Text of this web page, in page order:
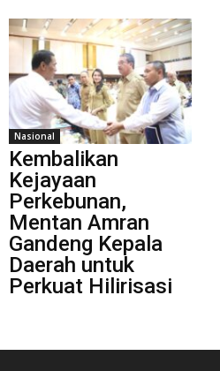
Nasional
Kembalikan
Kejayaan
Perkebunan,
Mentan Amran
Gandeng Kepala
Daerah untuk
Perkuat Hilirisasi